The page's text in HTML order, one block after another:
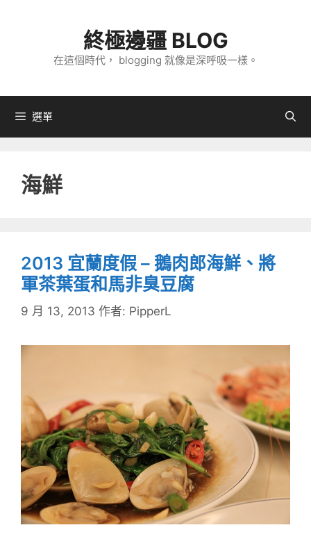
內
終極邊疆 BLOG
在這個時代， blogging 就像是深呼吸一樣。
選單
海鮮
2013 宜蘭度假 – 鵝肉郎海鮮、將
軍茶葉蛋和馬非臭豆腐
9 月 13, 2013 作者: PipperL